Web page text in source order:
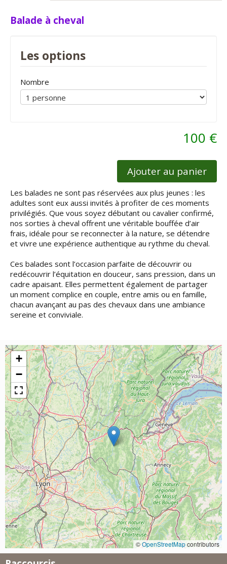
Balade à cheval
Les options
Nombre
100 €
Ajouter au panier
Les balades ne sont pas réservées aux plus jeunes : les
adultes sont eux aussi invités à profiter de ces moments
privilégiés. Que vous soyez débutant ou cavalier confirmé,
nos sorties à cheval offrent une véritable bouffée d’air
frais, idéale pour se reconnecter à la nature, se détendre
et vivre une expérience authentique au rythme du cheval.
Ces balades sont l’occasion parfaite de découvrir ou
redécouvrir l’équitation en douceur, sans pression, dans un
cadre apaisant. Elles permettent également de partager
un moment complice en couple, entre amis ou en famille,
chacun avançant au pas des chevaux dans une ambiance
sereine et conviviale.
+
−
©OpenStreetMapcontributors